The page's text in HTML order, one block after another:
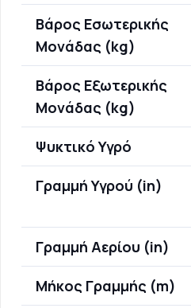
Βάρος Εσωτερικής
Μονάδας (kg)
Βάρος Εξωτερικής
Μονάδας (kg)
Ψυκτικό Υγρό
Γραμμή Υγρού (in)
Γραμμή Αερίου (in)
Μήκος Γραμμής (m)